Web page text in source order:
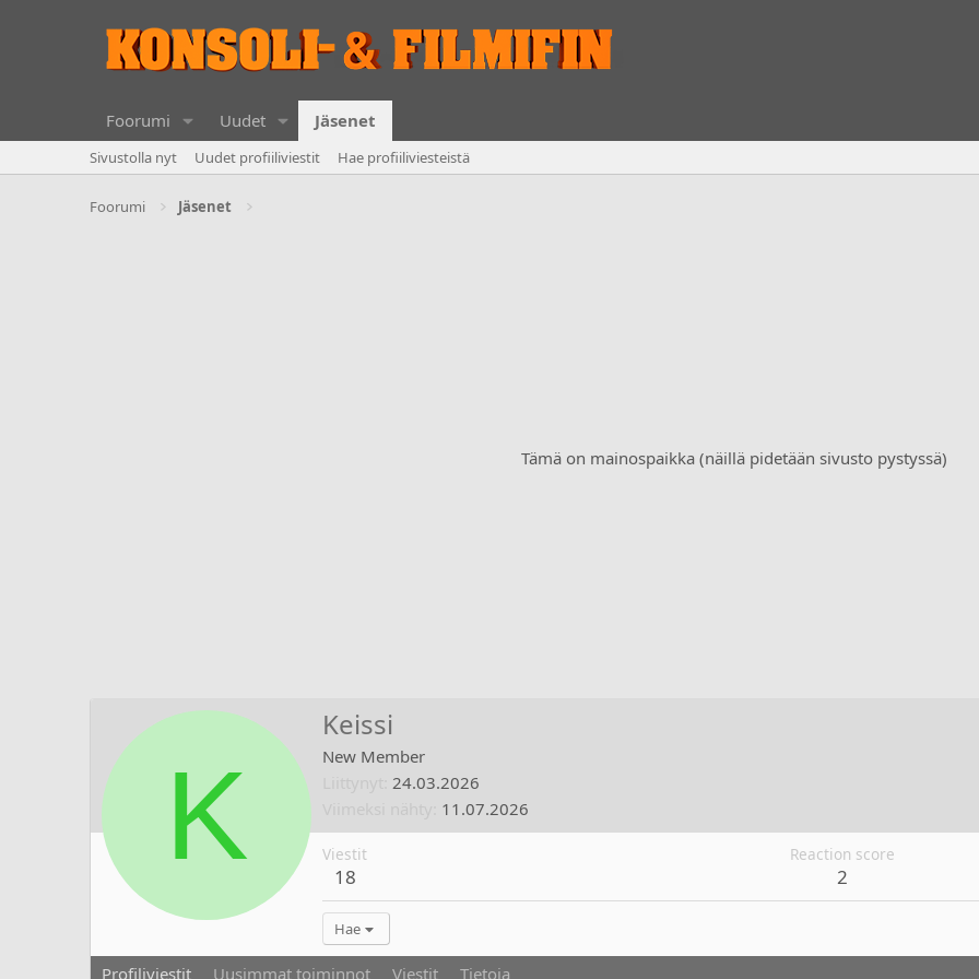
Foorumi Uudet Jäsenet
Sivustolla nyt Uudet profiiliviestit Hae profiiliviesteistä
Foorumi Jäsenet
Tämä on mainospaikka (näillä pidetään sivusto pystyssä)
K
Keissi
New Member
24.03.2026
11.07.2026
Viestit
18
Reaction score
2
Hae
Profiliviestit Uusimmat toiminnot Viestit Tietoja